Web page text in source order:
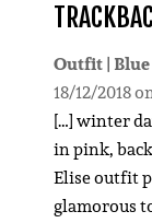
Outfit | Blue
18/12/2018
[…] winter
in pink,
Elise outfit
glamorous